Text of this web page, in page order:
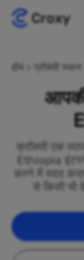
होम प्रॉक्सी स्थान
क्रॉक्सी एक
Ethiopia
करने में मदद
से किसी भी